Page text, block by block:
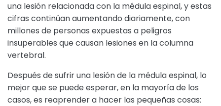
una lesión relacionada con la médula espinal, y estas
cifras continúan aumentando diariamente, con
millones de personas expuestas a peligros
insuperables que causan lesiones en la columna
vertebral.
Después de sufrir una lesión de la médula espinal, lo
mejor que se puede esperar, en la mayoría de los
casos, es reaprender a hacer las pequeñas cosas: